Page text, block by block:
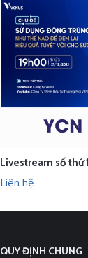
LIÊN HỆ
Liên hệ
QUY ĐỊNH CHUNG